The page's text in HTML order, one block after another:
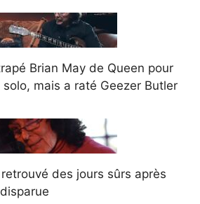
Brian May de Queen pour
mais a raté Geezer Butler
des jours sûrs après